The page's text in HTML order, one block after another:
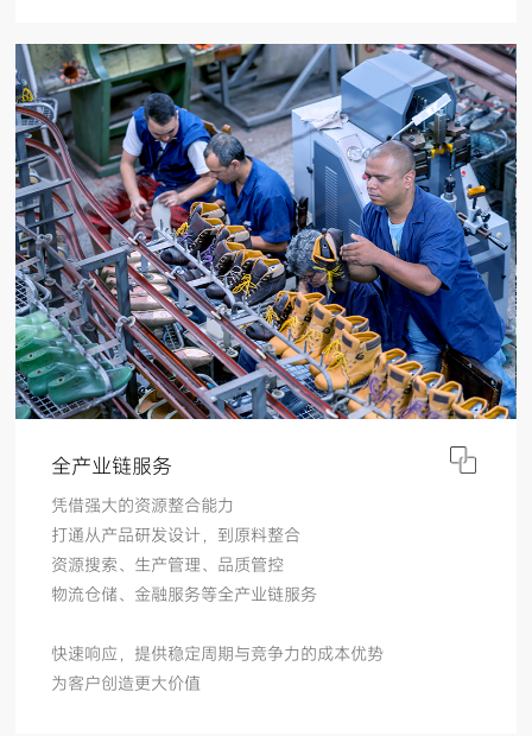
全产业链服务
凭借强大的资源整合能力
打通从产品研发设计，到原料整合
资源搜索、生产管理、品质管控
物流仓储、金融服务等全产业链服务
快速响应，提供稳定周期与竞争力的成本优势
为客户创造更大价值